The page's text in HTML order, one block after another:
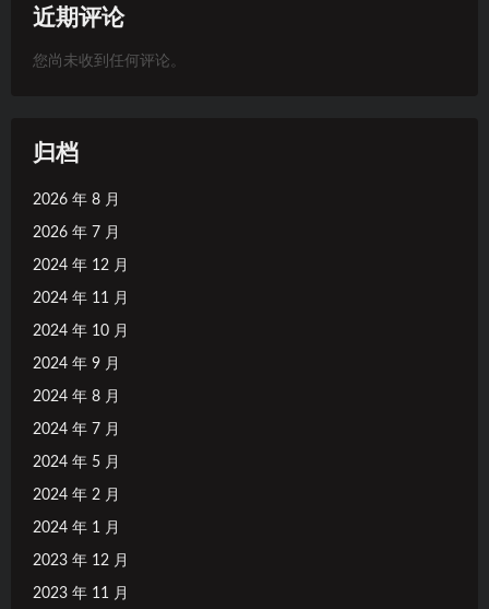
近期评论
您尚未收到任何评论。
归档
2026 年 8 月
2026 年 7 月
2024 年 12 月
2024 年 11 月
2024 年 10 月
2024 年 9 月
2024 年 8 月
2024 年 7 月
2024 年 5 月
2024 年 2 月
2024 年 1 月
2023 年 12 月
2023 年 11 月